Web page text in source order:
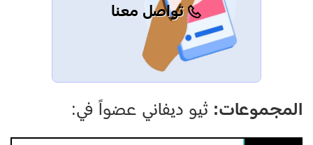
تواصل معنا
المجموعات: ثيو ديفاني عضواً في: